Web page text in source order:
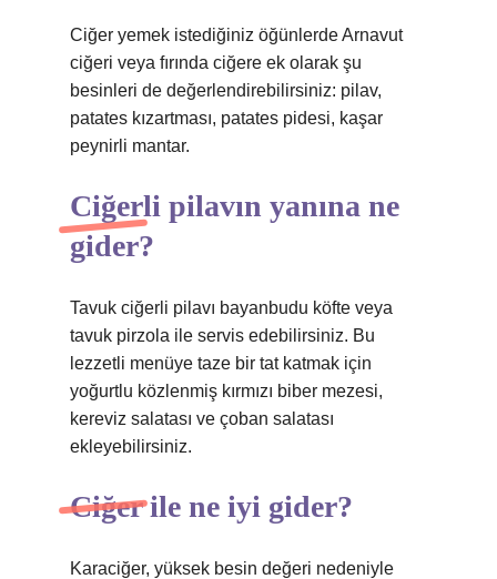
Ciğer yemek istediğiniz öğünlerde Arnavut
ciğeri veya fırında ciğere ek olarak şu
besinleri de değerlendirebilirsiniz: pilav,
patates kızartması, patates pidesi, kaşar
peynirli mantar.
Ciğerli pilavın yanına ne
gider?
Tavuk ciğerli pilavı bayanbudu köfte veya
tavuk pirzola ile servis edebilirsiniz. Bu
lezzetli menüye taze bir tat katmak için
yoğurtlu közlenmiş kırmızı biber mezesi,
kereviz salatası ve çoban salatası
ekleyebilirsiniz.
Ciğer ile ne iyi gider?
Karaciğer, yüksek besin değeri nedeniyle